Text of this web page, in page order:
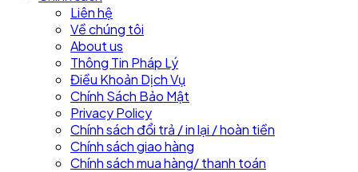
Liên hệ
Về chúng tôi
About us
Thông Tin Pháp Lý
Điều Khoản Dịch Vụ
Chính Sách Bảo Mật
Privacy Policy
Chính sách đổi trả / in lại / hoàn tiền
Chính sách giao hàng
Chính sách mua hàng/ thanh toán